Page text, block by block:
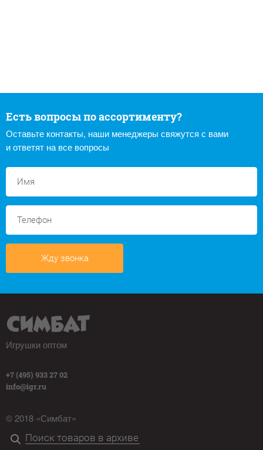
Есть вопросы по ассортименту?
Оставьте контакты, наши менеджеры свяжутся с вами
и ответят на все вопросы
Жду звонка
Игрушки оптом
+7 (495) 933 27 02
info@igr.ru
© 2018 «Симбат»